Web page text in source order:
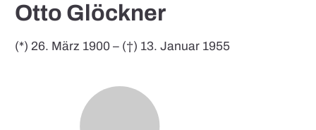
Otto Glöckner
(*) 26. März 1900 – (†) 13. Januar 1955